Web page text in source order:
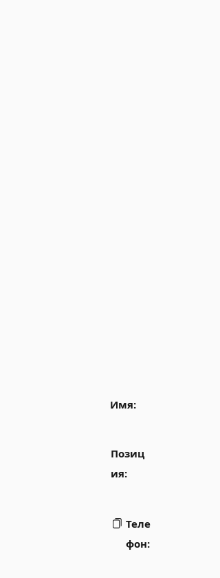
Имя:
Позиц
ия:
Теле
фон: